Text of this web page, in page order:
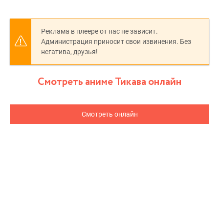
Реклама в плеере от нас не зависит.
Администрация приносит свои извинения. Без
негатива, друзья!
Смотреть аниме Тикава онлайн
Смотреть онлайн